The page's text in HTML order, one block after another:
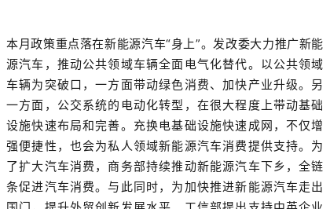
本月政策重点落在新能源汽车“身上”。发改委大力推广新能
源汽车，推动公共领域车辆全面电气化替代。 以公共领域
车辆为突破口，一方面带动绿色消费、加快产业升级。 另
一方面，公交系统的电动化转型，在很大程度上带动基础
设施快速布局和完善。 充换电基础设施快速成网，不仅增
强便捷性，也会为私人领域新能源汽车消费提供支持。 为
了扩大汽车消费，商务部持续推动新能源汽车下乡，全链
条促进汽车消费。与此同时，为加快推进新能源汽车走出